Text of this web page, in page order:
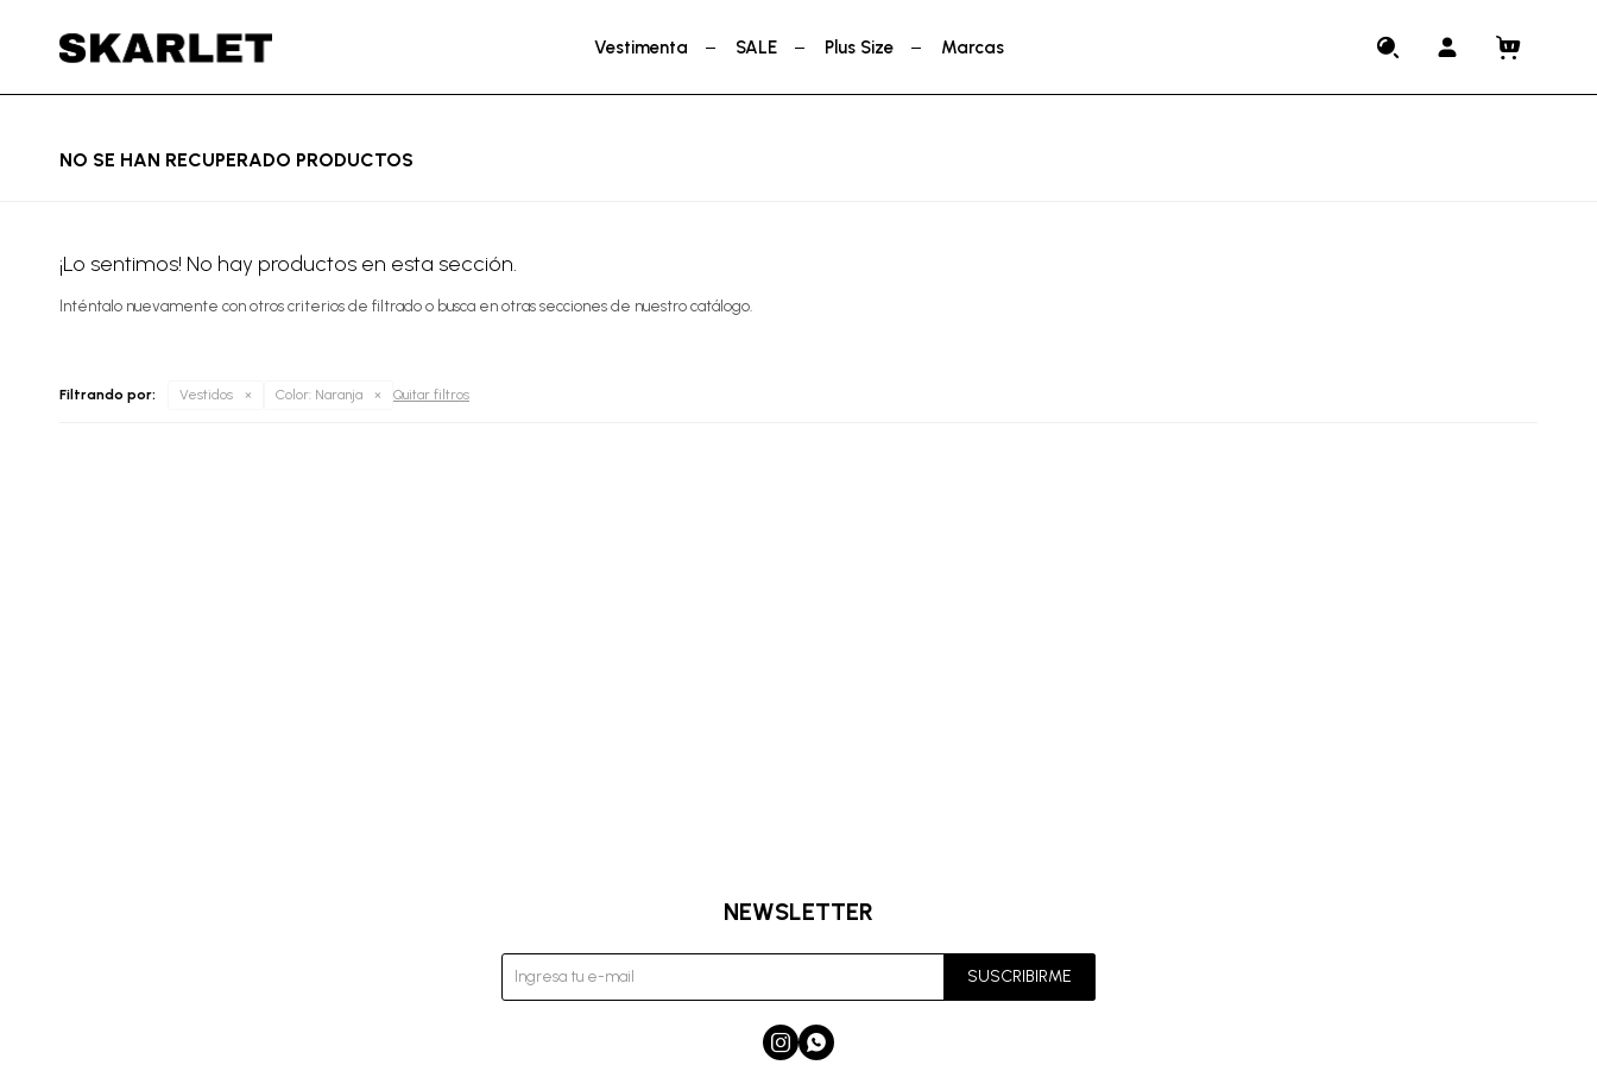
Vestimenta SALE Plus Size Marcas
NO SE HAN RECUPERADO PRODUCTOS
¡Lo sentimos! No hay productos en esta sección.
Inténtalo nuevamente con otros criterios de filtrado o busca en otras secciones de nuestro catálogo.
Filtrando por: Vestidos Color: Naranja Quitar filtros
NEWSLETTER
SUSCRIBIRME
 